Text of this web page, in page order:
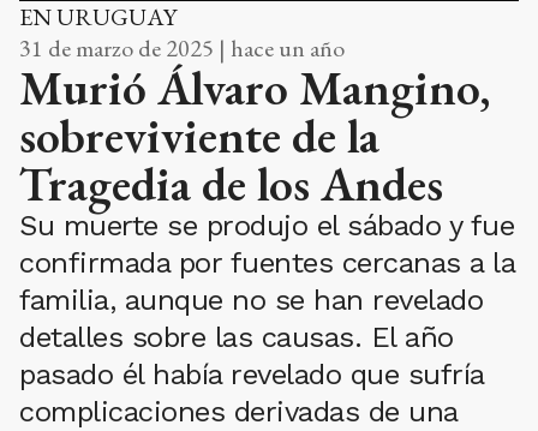
EN URUGUAY
31 de marzo de 2025 | hace un año
Murió Álvaro Mangino,
sobreviviente de la
Tragedia de los Andes
Su muerte se produjo el sábado y fue
confirmada por fuentes cercanas a la
familia, aunque no se han revelado
detalles sobre las causas. El año
pasado él había revelado que sufría
complicaciones derivadas de una